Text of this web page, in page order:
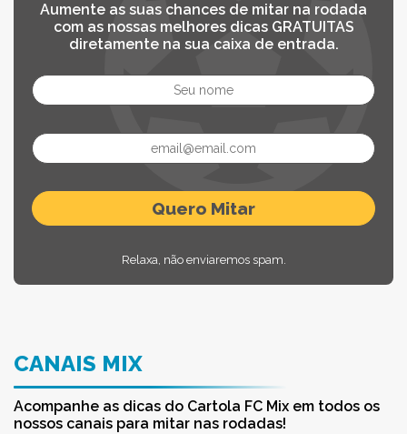
Aumente as suas chances de mitar na rodada
com as nossas melhores dicas GRATUITAS
diretamente na sua caixa de entrada.
Relaxa, não enviaremos spam.
CANAIS MIX
Acompanhe as dicas do Cartola FC Mix em todos os
nossos canais para mitar nas rodadas!